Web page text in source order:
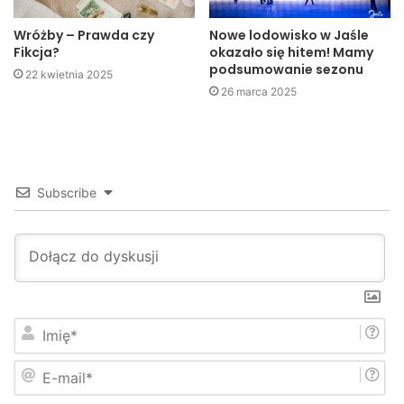
Wróżby – Prawda czy
Fikcja?
22 kwietnia 2025
Nowe lodowisko w Jaśle
okazało się hitem! Mamy
podsumowanie sezonu
26 marca 2025
Subscribe
i
m